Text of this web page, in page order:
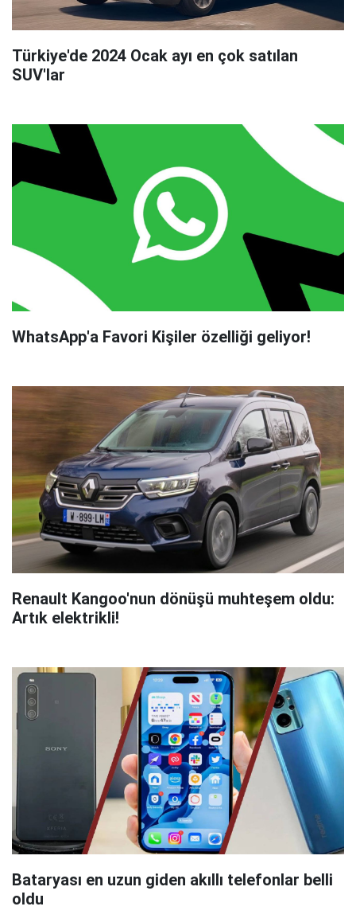
Türkiye'de 2024 Ocak ayı en çok satılan
SUV'lar
WhatsApp'a Favori Kişiler özelliği geliyor!
Renault Kangoo'nun dönüşü muhteşem oldu:
Artık elektrikli!
Bataryası en uzun giden akıllı telefonlar belli
oldu